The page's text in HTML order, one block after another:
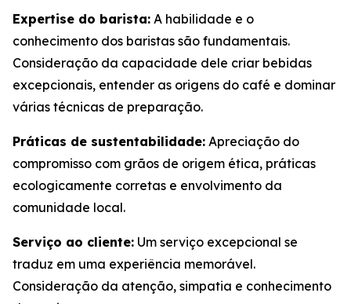
Expertise do barista: A habilidade e o
conhecimento dos baristas são fundamentais.
Consideração da capacidade dele criar bebidas
excepcionais, entender as origens do café e dominar
várias técnicas de preparação.
Práticas de sustentabilidade: Apreciação do
compromisso com grãos de origem ética, práticas
ecologicamente corretas e envolvimento da
comunidade local.
Serviço ao cliente: Um serviço excepcional se
traduz em uma experiência memorável.
Consideração da atenção, simpatia e conhecimento